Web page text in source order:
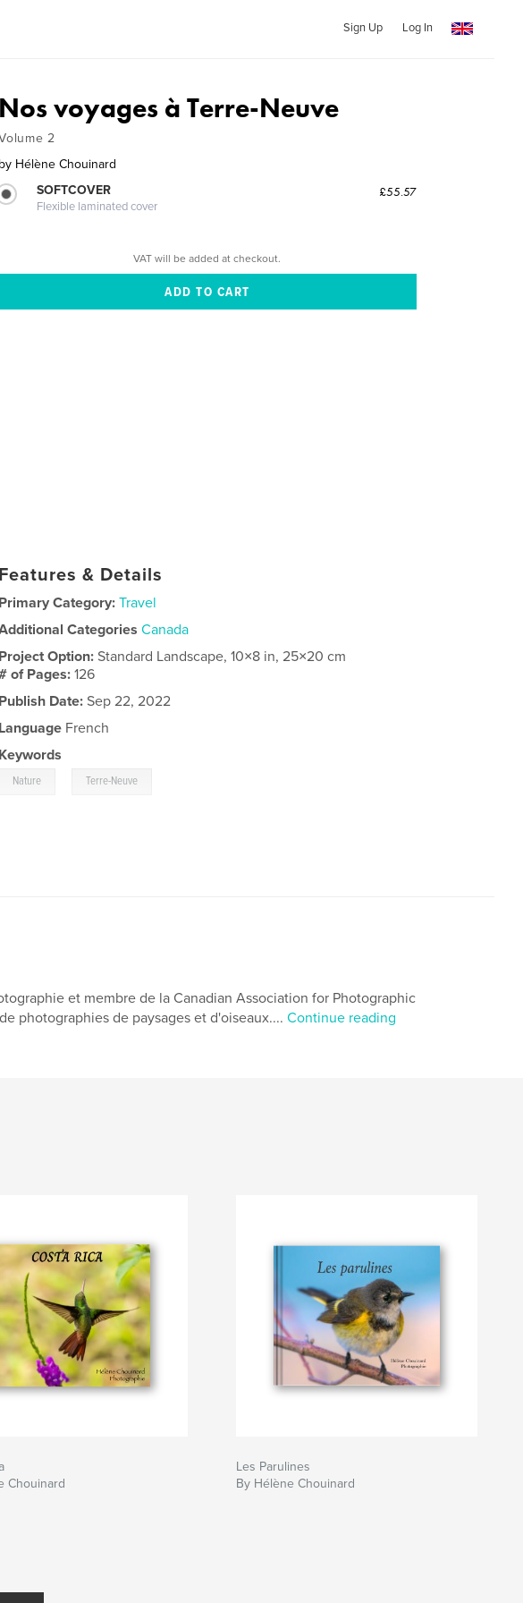
Sign Up Log In
Nos voyages à Terre-Neuve
2
by Hélène Chouinard
SOFTCOVER
Flexible laminated cover
£55.57
VAT will be added at checkout.
Features & Details
Primary Category: Travel
Categories Canada
Project Option:Standard Landscape, 10×8 in, 25×20 cm
of Pages:126
Publish Date: Sep 22, 2022
Language French
Keywords
Nature Terre-Neuve
et membre de la Canadian Association for Photographic
photographies de paysages et d'oiseaux.... Continue reading
Chouinard
Les Parulines
By Hélène Chouinard